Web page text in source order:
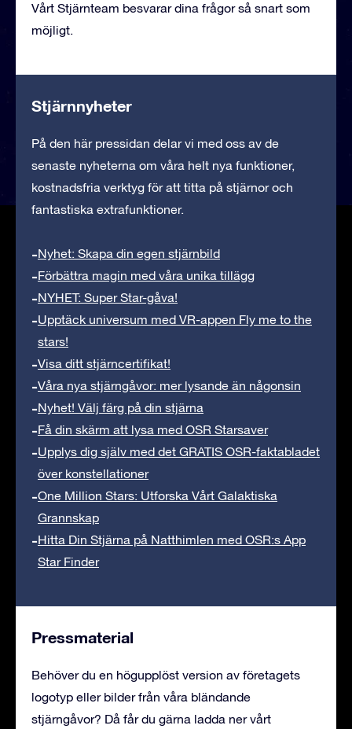
Vårt Stjärnteam besvarar dina frågor så snart som
möjligt.
Stjärnnyheter
På den här pressidan delar vi med oss av de
senaste nyheterna om våra helt nya funktioner,
kostnadsfria verktyg för att titta på stjärnor och
fantastiska extrafunktioner.
Nyhet: Skapa din egen stjärnbild
Förbättra magin med våra unika tillägg
NYHET: Super Star-gåva!
Upptäck universum med VR-appen Fly me to the
stars!
Visa ditt stjärncertifikat!
Våra nya stjärngåvor: mer lysande än någonsin
Nyhet! Välj färg på din stjärna
Få din skärm att lysa med OSR Starsaver
Upplys dig själv med det GRATIS OSR-faktabladet
över konstellationer
One Million Stars: Utforska Vårt Galaktiska
Grannskap
Hitta Din Stjärna på Natthimlen med OSR:s App
Star Finder
Pressmaterial
Behöver du en högupplöst version av företagets
logotyp eller bilder från våra bländande
stjärngåvor? Då får du gärna ladda ner vårt